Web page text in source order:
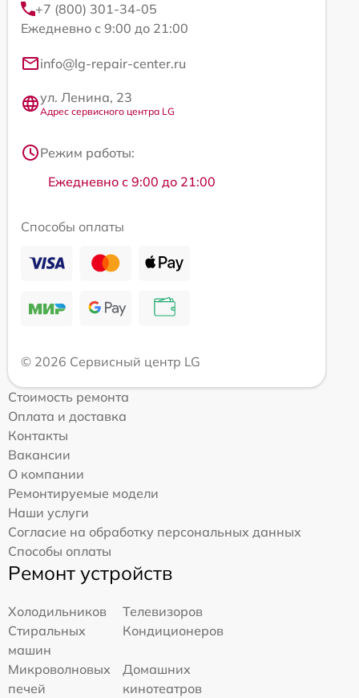
+7 (800) 301-34-05
Ежедневно с 9:00 до 21:00
info@lg-repair-center.ru
ул. Ленина, 23
Адрес сервисного центра LG
Режим работы:
Ежедневно с 9:00 до 21:00
Способы оплаты
© 2026 Сервисный центр LG
Стоимость ремонта
Оплата и доставка
Контакты
Вакансии
О компании
Ремонтируемые модели
Наши услуги
Согласие на обработку персональных данных
Способы оплаты
Ремонт устройств
Холодильников
Телевизоров
Стиральных
машин
Кондиционеров
Микроволновых
печей
Домашних
кинотеатров